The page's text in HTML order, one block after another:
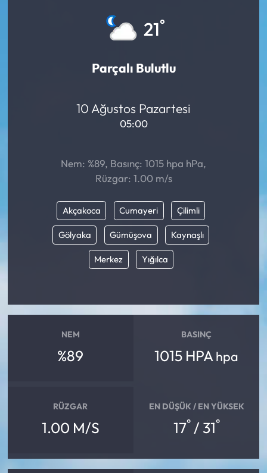
21°
Parçalı Bulutlu
10 Ağustos Pazartesi
05:00
Nem: %89, Basınç: 1015 hpa hPa,
Rüzgar: 1.00 m/s
Akçakoca Cumayeri Çilimli
Gölyaka Gümüşova Kaynaşlı
Merkez Yığılca
NEM
%89
BASINÇ
1015 HPA hpa
RÜZGAR
1.00 M/S
EN DÜŞÜK / EN YÜKSEK
17°/ 31°
İskilip Haberleri
Kültür Sanat
Laçin Haberleri
Ortaköy Haberleri